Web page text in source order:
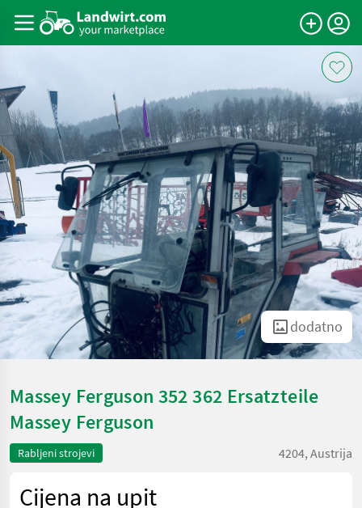
dodatno
Massey Ferguson 352 362 Ersatzteile
Massey Ferguson
Rabljeni strojevi 4204, Austrija
Cijena na upit